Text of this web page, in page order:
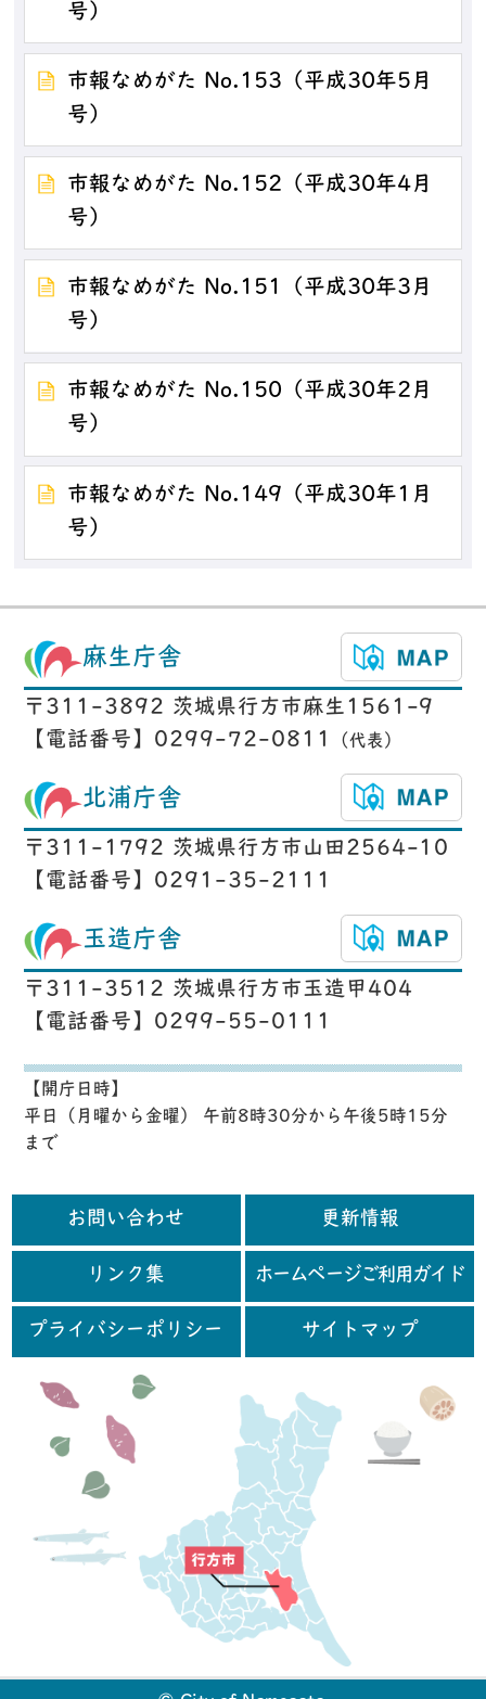
号）
市報なめがた No.153（平成30年5月
号）
市報なめがた No.152（平成30年4月
号）
市報なめがた No.151（平成30年3月
号）
市報なめがた No.150（平成30年2月
号）
市報なめがた No.149（平成30年1月
号）
麻生庁舎
〒311-3892 茨城県行方市麻生1561-9
【電話番号】0299-72-0811
（代表）
北浦庁舎
〒311-1792 茨城県行方市山田2564-10
【電話番号】0291-35-2111
玉造庁舎
〒311-3512 茨城県行方市玉造甲404
【電話番号】0299-55-0111
【開庁日時】
平日（月曜から金曜） 午前8時30分から午後5時15分
まで
お問い合わせ 更新情報
リンク集 ホームページご利用ガイド
プライバシーポリシー サイトマップ